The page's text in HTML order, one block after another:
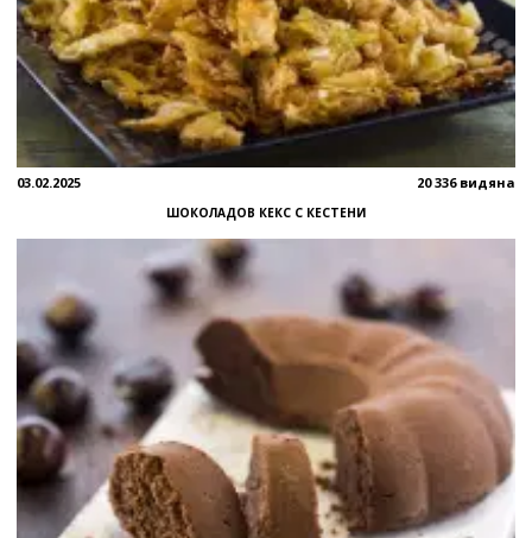
03.02.2025 20 336 видяна
ШОКОЛАДОВ КЕКС С КЕСТЕНИ